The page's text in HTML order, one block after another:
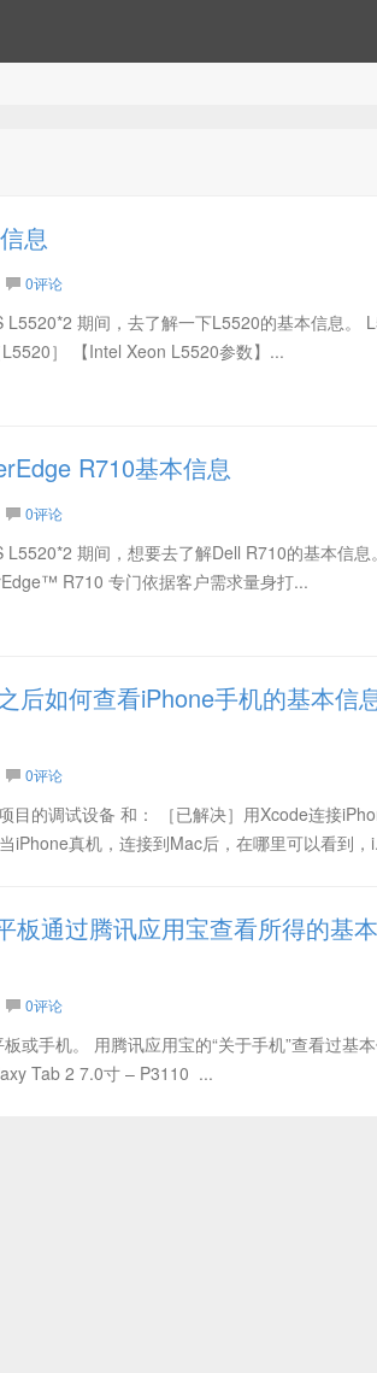
息
0评论
期间，去了解一下L5520的基本信息。
］ 【Intel Xeon L5520参数】...
R710基本信息
0评论
期间，想要去了解Dell R710的基本信息。
R710 专门依据客户需求量身打...
后如何查看iPhone手机的基本信
0评论
目的调试设备 和： ［已解决］用Xcode连接
iPhone真机，连接到Mac后，在哪里可以看到，
板通过腾讯应用宝查看所得的基本
0评论
或手机。 用腾讯应用宝的“关于手机”查看过基本
Tab 2 7.0寸 – P3110 ...